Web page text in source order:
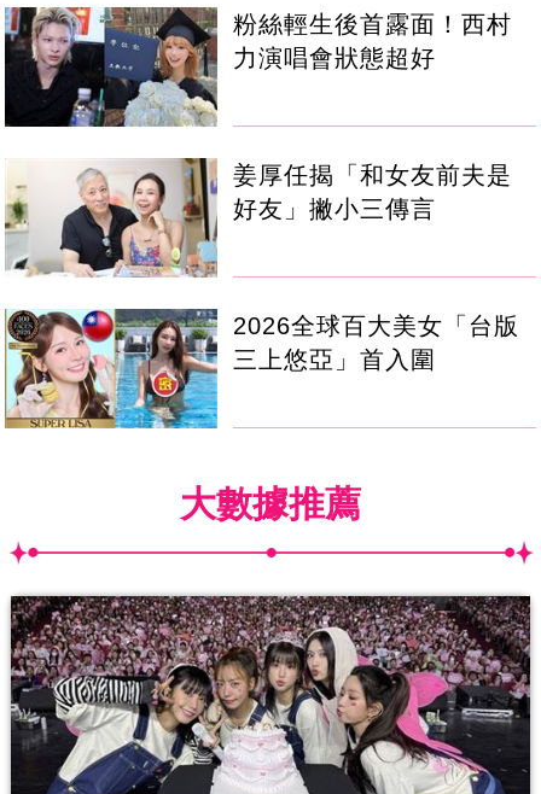
粉絲輕生後首露面！西村
力演唱會狀態超好
姜厚任揭「和女友前夫是
好友」撇小三傳言
2026全球百大美女「台版
三上悠亞」首入圍
大數據推薦